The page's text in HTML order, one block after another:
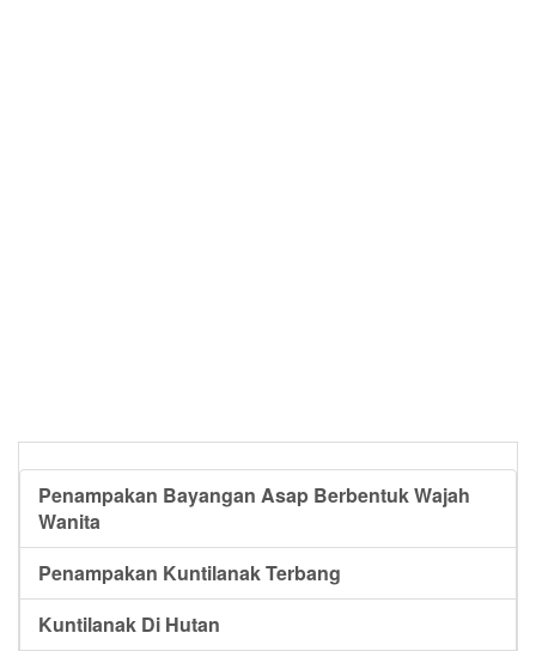
Penampakan Bayangan Asap Berbentuk Wajah
Wanita
Penampakan Kuntilanak Terbang
Kuntilanak Di Hutan